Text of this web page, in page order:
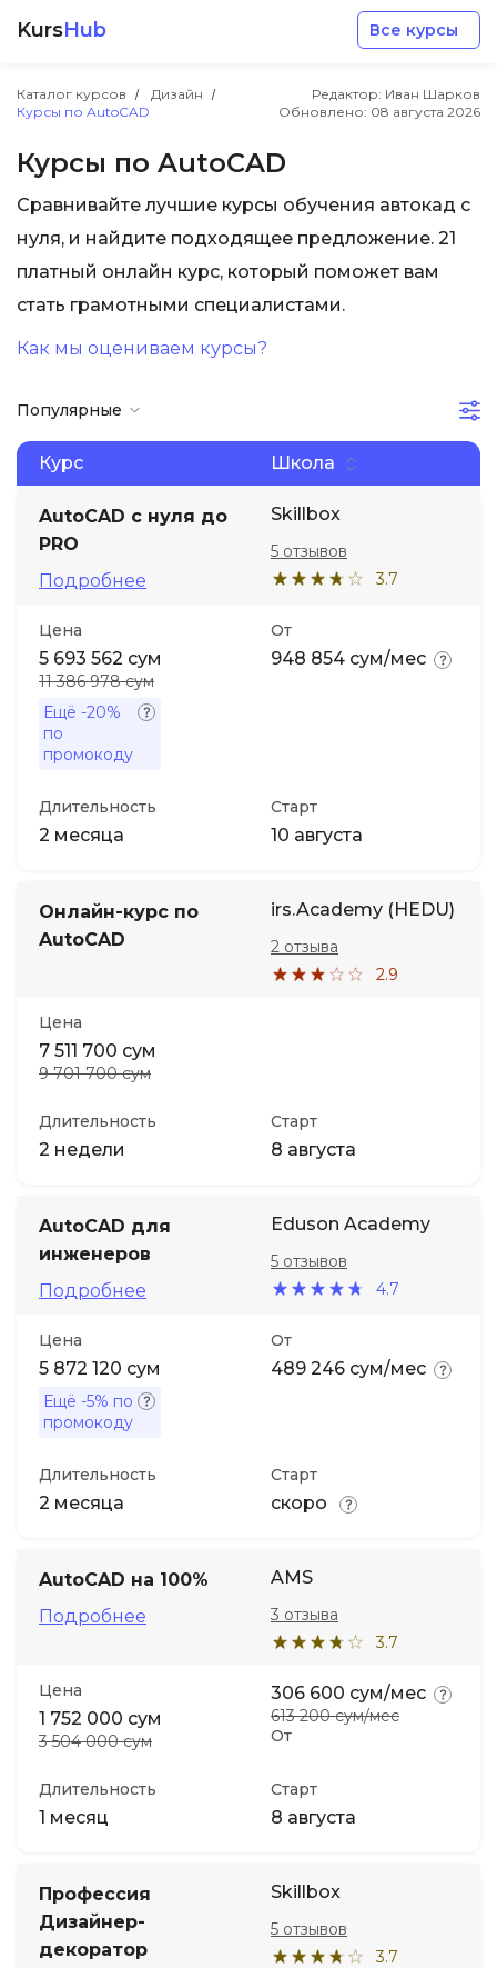
KursHub Все курсы
Каталог курсов
Дизайн
Курсы по AutoCAD
Редактор: Иван Шарков
Обновлено: 08 августа 2026
Курсы по AutoCAD
Сравнивайте лучшие курсы обучения автокад с
нуля, и найдите подходящее предложение. 21
платный онлайн курс, который поможет вам
стать грамотными специалистами.
Как мы оцениваем курсы?
Популярные
Курс Школа
AutoCAD с нуля до
PRO
Подробнее
Skillbox
3.7
5 отзывов
Цена
5 693 562 сум
11 386 978 сум
Ещё -20%
по
промокоду
От
948 854 сум/мес
Длительность
2 месяца
Старт
10 августа
Онлайн-курс по
AutoCAD
irs.Academy (HEDU)
2.9
2 отзыва
Цена
7 511 700 сум
9 701 700 сум
Длительность
2 недели
Старт
8 августа
AutoCAD для
инженеров
Подробнее
Eduson Academy
4.7
5 отзывов
Цена
5 872 120 сум
Ещё -5% по
промокоду
От
489 246 сум/мес
Длительность
2 месяца
Старт
скоро
AutoCAD на 100%
Подробнее
AMS
3.7
3 отзыва
Цена
1 752 000 сум
3 504 000 сум От
306 600 сум/мес
613 200 сум/мес
Длительность
1 месяц
Старт
8 августа
Профессия
Дизайнер-
декоратор
Skillbox
3.7
5 отзывов
Разработка
Маркетинг
Дизайн
Аналитика
Менеджмент
Иностранные языки
ДПО
Детям
Акции и промокоды